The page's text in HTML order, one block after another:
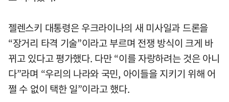
젤렌스키 대통령은 우크라이나의 새 미사일과 드론을
“장거리 타격 기술”이라고 부르며 전쟁 방식이 크게 바
뀌고 있다고 평가했다. 다만 “이를 자랑하려는 것은 아니
다”라며 “우리의 나라와 국민, 아이들을 지키기 위해 어
쩔 수 없이 택한 일”이라고 했다.